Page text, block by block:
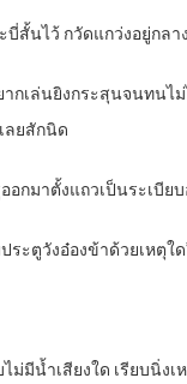
บี่สั้นไว้ กวัดแกว่งอยู่กล
กเล่นยิงกระสุนจนทนไ
ลยสักนิด
อกมาตั้งแถวเป็นระเบีย
ระตูวังอ๋องข้าด้วยเหตุใด
ม่มีน้ำเสียงใด เรียบนิ่ง